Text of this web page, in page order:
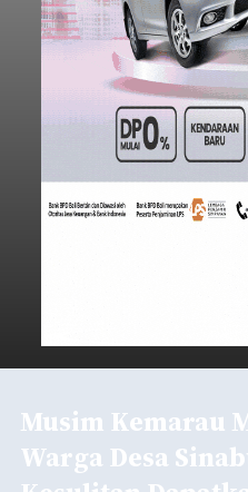
Musim Kemarau
Warga Desa